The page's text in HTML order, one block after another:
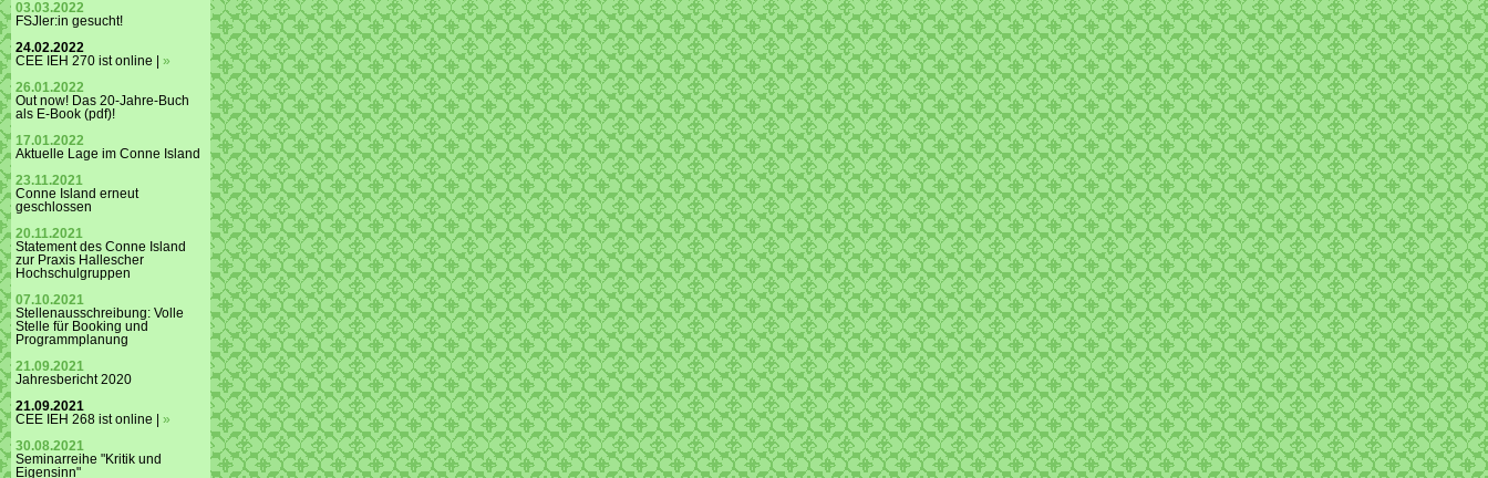
03.03.2022
FSJler:in gesucht!
24.02.2022
CEE IEH 270 ist online | »
26.01.2022
Out now! Das 20-Jahre-Buch
als E-Book (pdf)!
17.01.2022
Aktuelle Lage im Conne Island
23.11.2021
Conne Island erneut
geschlossen
20.11.2021
Statement des Conne Island
zur Praxis Hallescher
Hochschulgruppen
07.10.2021
Stellenausschreibung: Volle
Stelle für Booking und
Programmplanung
21.09.2021
Jahresbericht 2020
21.09.2021
CEE IEH 268 ist online | »
30.08.2021
Seminarreihe "Kritik und
Eigensinn"